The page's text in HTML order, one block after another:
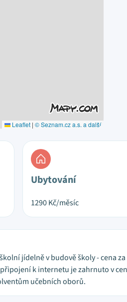
Leaflet | © Seznam.cz a.s. a další
Ubytování
1290Kč/měsíc
jídelně v budově školy - cena
k internetu je zahrnuto v
učebních oborů.